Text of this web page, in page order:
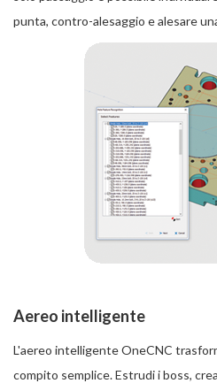
punta, contro-alesaggio e alesare
Aereo intelligente
L'aereo intelligente OneCNC
compito semplice. Estrudi i boss,